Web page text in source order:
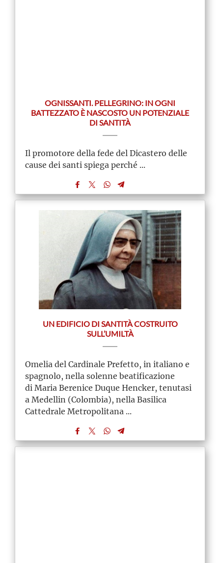
OGNISSANTI. PELLEGRINO: IN OGNI
BATTEZZATO È NASCOSTO UN POTENZIALE
DI SANTITÀ
Il promotore della fede del Dicastero delle
cause dei santi spiega perché ...
UN EDIFICIO DI SANTITÀ COSTRUITO
SULL’UMILTÀ
Omelia del Cardinale Prefetto, in italiano e
spagnolo, nella solenne beatificazione
di Maria Berenice Duque Hencker, tenutasi
a Medellin (Colombia), nella Basilica
Cattedrale Metropolitana ...